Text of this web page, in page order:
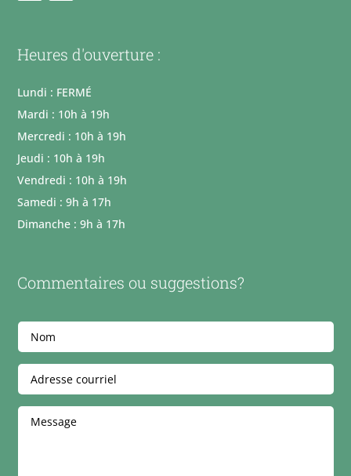
Heures d'ouverture :
Lundi : FERMÉ
Mardi : 10h à 19h
Mercredi : 10h à 19h
Jeudi : 10h à 19h
Vendredi : 10h à 19h
Samedi : 9h à 17h
Dimanche : 9h à 17h
Commentaires ou suggestions?